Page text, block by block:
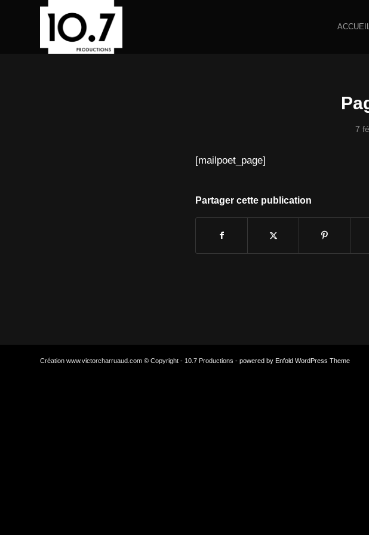
7
[mailpoet_page]
Partager cette publication
Création www.victorcharruaud.com © Copyright - 10.7 Productions - powered by Enfold WordPress Theme